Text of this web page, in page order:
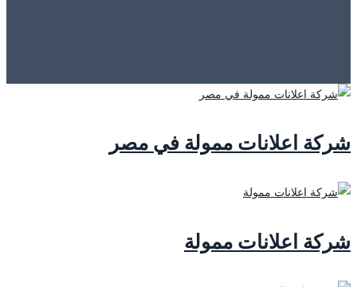
شركة اعلانات ممولة في مصر
شركة اعلانات ممولة